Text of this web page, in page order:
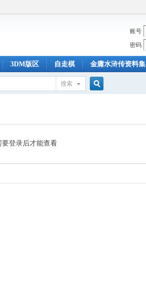
账号
密码
3DM版区 自走棋 金庸水浒传资料集
搜索
要登录后才能查看